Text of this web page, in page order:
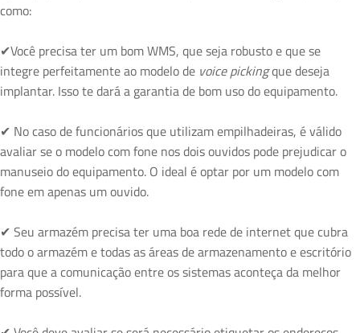
como:
✔Você precisa ter um bom WMS, que seja robusto e que se
integre perfeitamente ao modelo de voice pickingque deseja
implantar. Isso te dará a garantia de bom uso do equipamento.
✔ No caso de funcionários que utilizam empilhadeiras, é válido
avaliar se o modelo com fone nos dois ouvidos pode prejudicar o
manuseio do equipamento. O ideal é optar por um modelo com
fone em apenas um ouvido.
✔ Seu armazém precisa ter uma boa rede de internet que cubra
todo o armazém e todas as áreas de armazenamento e escritório
para que a comunicação entre os sistemas aconteça da melhor
forma possível.